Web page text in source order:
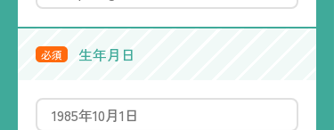
必須 生年月日